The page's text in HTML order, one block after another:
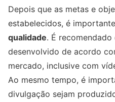
Depois que as metas e
estabelecidos, é
qualidade. É
desenvolvido de acordo
mercado, inclusive com
Ao mesmo tempo, é
divulgação sejam